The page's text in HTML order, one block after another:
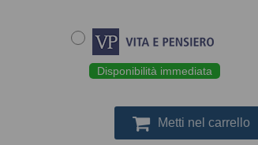
Disponibilità immediata
Metti nel carrello